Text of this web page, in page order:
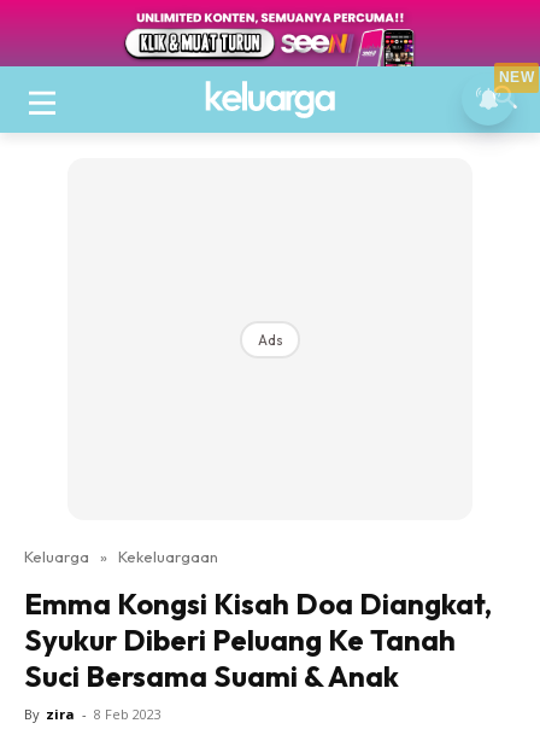
Ads
Keluarga » Kekeluargaan
Emma Kongsi Kisah Doa Diangkat,
Syukur Diberi Peluang Ke Tanah
Suci Bersama Suami & Anak
By zira - 8 Feb 2023
NEW